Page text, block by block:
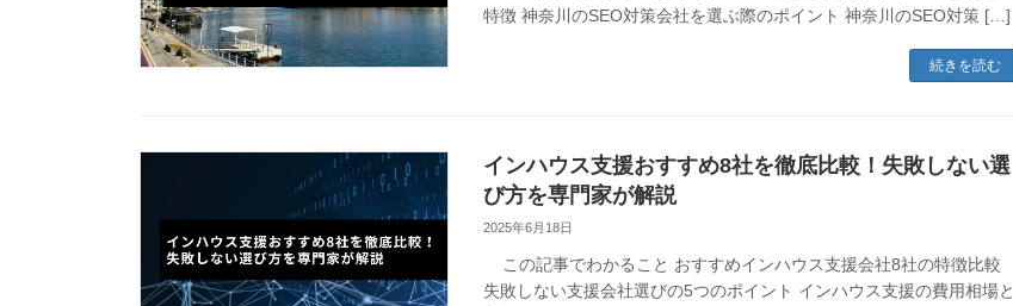
特徴 神奈川のSEO対策会社を選ぶ際のポイント 神奈川のSEO対策 […]
続きを読む
インハウス支援おすすめ8社を徹底比較！失敗しない選
び方を専門家が解説
2025年6月18日
この記事でわかること おすすめインハウス支援会社8社の特徴比較
失敗しない支援会社選びの5つのポイント インハウス支援の費用相場と